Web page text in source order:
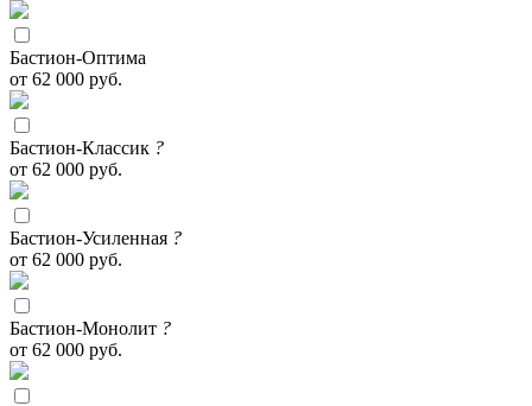
Бастион-Оптима
от 62 000 руб.
Бастион-Классик ?
от 62 000 руб.
Бастион-Усиленная ?
от 62 000 руб.
Бастион-Монолит ?
от 62 000 руб.